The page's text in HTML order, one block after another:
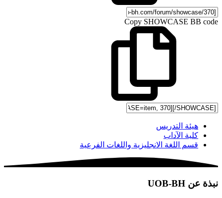
Copy SHOWCASE BB code
هيئة التدريس
كلية الآداب
قسم اللغة الانجليزية واللغات الفرعية
نبذة عن UOB-BH